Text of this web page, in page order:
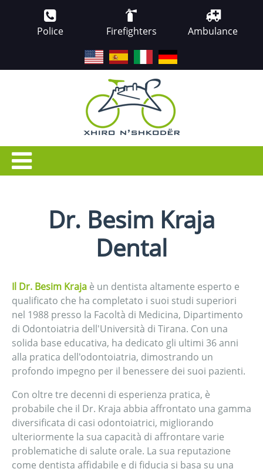
Police Firefighters Ambulance
Dr. Besim Kraja
Dental
Il Dr. Besim Kraja è un dentista altamente esperto e
qualificato che ha completato i suoi studi superiori
nel 1988 presso la Facoltà di Medicina, Dipartimento
di Odontoiatria dell'Università di Tirana. Con una
solida base educativa, ha dedicato gli ultimi 36 anni
alla pratica dell'odontoiatria, dimostrando un
profondo impegno per il benessere dei suoi pazienti.
Con oltre tre decenni di esperienza pratica, è
probabile che il Dr. Kraja abbia affrontato una gamma
diversificata di casi odontoiatrici, migliorando
ulteriormente la sua capacità di affrontare varie
problematiche di salute orale. La sua reputazione
come dentista affidabile e di fiducia si basa su una